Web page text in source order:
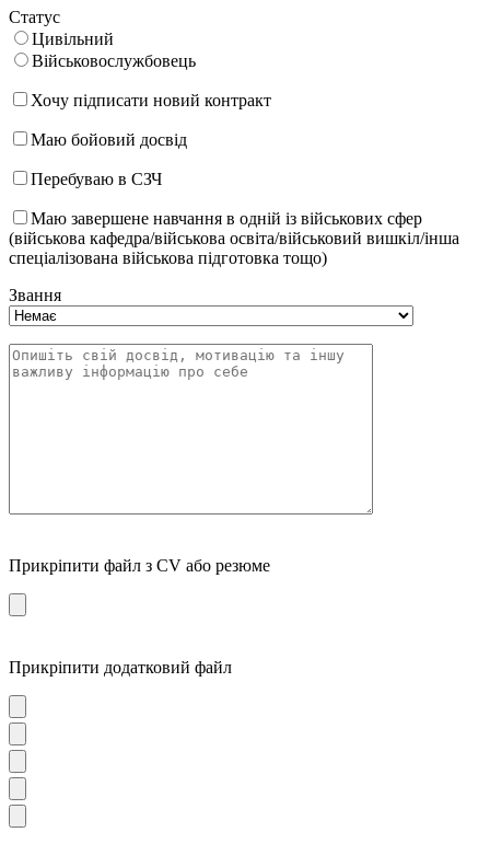
Статус
Цивільний
Військовослужбовець
Хочу підписати новий контракт
Маю бойовий досвід
Перебуваю в СЗЧ
Маю завершене навчання в одній із військових сфер
(військова кафедра/військова освіта/військовий вишкіл/інша
спеціалізована військова підготовка тощо)
Звання
Прикріпити файл з CV або резюме
Прикріпити додатковий файл